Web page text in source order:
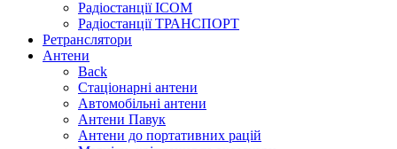
Радіостанції ICOM
Радіостанції ТРАНСПОРТ
Ретранслятори
Антени
Back
Стаціонарні антени
Автомобільні антени
Антени Павук
Антени до портативних рацій